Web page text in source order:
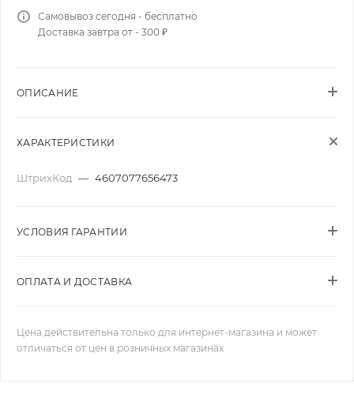
Самовывоз сегодня - бесплатно
Доставка завтра от - 300 ₽
ОПИСАНИЕ
ХАРАКТЕРИСТИКИ
ШтрихКод — 4607077656473
УСЛОВИЯ ГАРАНТИИ
ОПЛАТА И ДОСТАВКА
Цена действительна только для интернет-магазина и может
отличаться от цен в розничных магазинах